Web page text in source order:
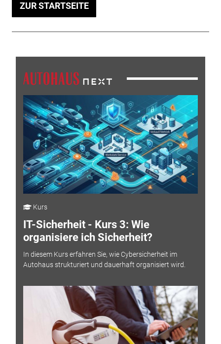
ZUR STARTSEITE
Kurs
IT-Sicherheit - Kurs 3: Wie
organisiere ich Sicherheit?
In diesem Kurs erfahren Sie, wie Cybersicherheit im
Autohaus strukturiert und dauerhaft organisiert wird.